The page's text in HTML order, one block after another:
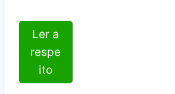
Ler a
respe
ito